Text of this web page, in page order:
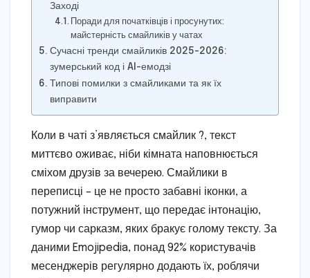
Заході
Поради для початківців і просунутих:
майстерність смайликів у чатах
Сучасні тренди смайликів 2025-2026:
зумерський код і AI-емодзі
Типові помилки з смайликами та як їх
виправити
Коли в чаті з’являється смайлик ?, текст
миттєво оживає, ніби кімната наповнюється
сміхом друзів за вечерею. Смайлики в
переписці – це не просто забавні іконки, а
потужний інструмент, що передає інтонацію,
гумор чи сарказм, яких бракує голому тексту. За
даними Emojipedia, понад 92% користувачів
месенджерів регулярно додають їх, роблячи